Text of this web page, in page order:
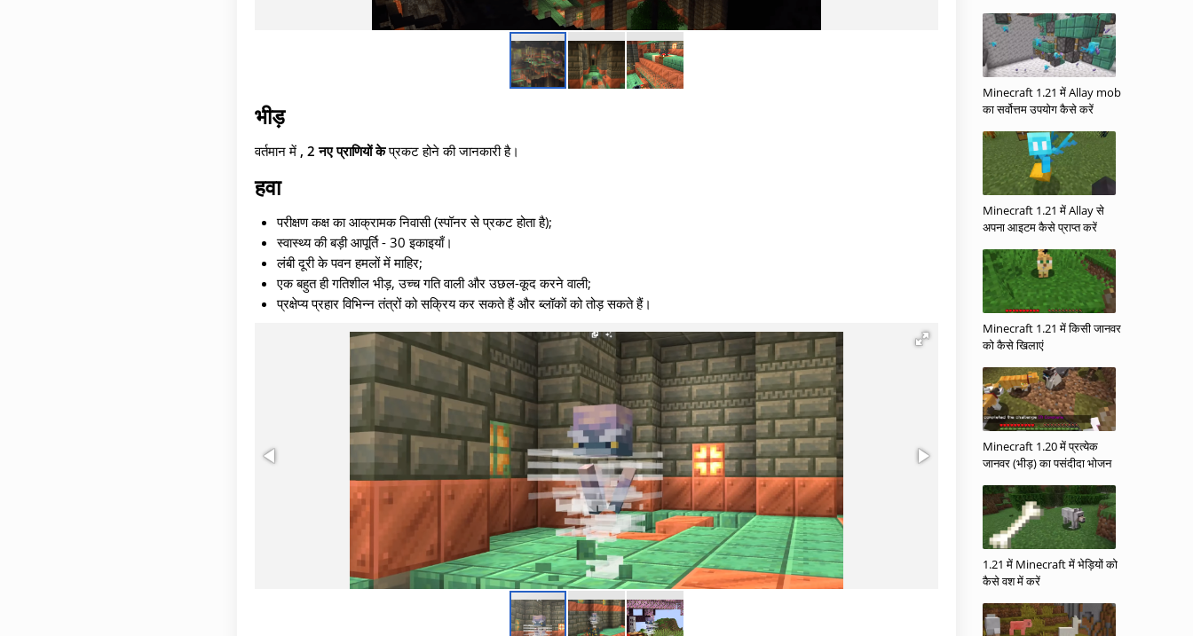
भीड़
वर्तमान में , 2 नए प्राणियों केप्रकट होने की जानकारी है।
हवा
परीक्षण कक्ष का आक्रामक निवासी (स्पॉनर से प्रकट होता है);
स्वास्थ्य की बड़ी आपूर्ति - 30 इकाइयाँ।
लंबी दूरी के पवन हमलों में माहिर;
एक बहुत ही गतिशील भीड़, उच्च गति वाली और उछल-कूद करने वाली;
प्रक्षेप्य प्रहार विभिन्न तंत्रों को सक्रिय कर सकते हैं और ब्लॉकों को तोड़ सकते हैं।
Minecraft 1.21 में Allay mob
का सर्वोत्तम उपयोग कैसे करें
Minecraft 1.21 में Allay से
अपना आइटम कैसे प्राप्त करें
Minecraft 1.21 में किसी जानवर
को कैसे खिलाएं
Minecraft 1.20 में प्रत्येक
जानवर (भीड़) का पसंदीदा भोजन
1.21 में Minecraft में भेड़ियों को
कैसे वश में करें